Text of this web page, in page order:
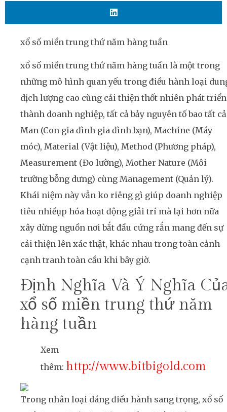
xổ số miền trung thứ năm hàng tuần
xổ số miền trung thứ năm hàng tuần là một trong
những mô hình quan yếu trong điều hành loại
dịch lượng cao cùng cải thiện thốt nhiên phát triển
thành doanh nghiệp, tất cả bảy nguyên tố bao tất
Man (Con gia đình gia đình bạn), Machine (Máy
móc), Material (Vật liệu), Method (Phương pháp),
Measurement (Đo lường), Mother Nature (Môi
trường bỗng dưng) cùng Management (Quản lý).
Khái niệm này vẫn ko riêng gì giúp doanh nghiệp
tiêu nhiềụp hóa hoạt động giải trí mà lại hơn nữa
xây dừng nguồn nơi bắt đầu cứng rắn mang đến sự
cải thiện lên xác thật, khác nhau trong toàn cảnh
cạnh tranh toàn cầu khi bây giờ.
Định Nghĩa Và Ý Nghĩa
xổ số miền trung thứ năm
hàng tuần
Xem
thêm: http://www.bitbigold.com
Trong nhân loại dáng điều hành sang trọng, xổ số